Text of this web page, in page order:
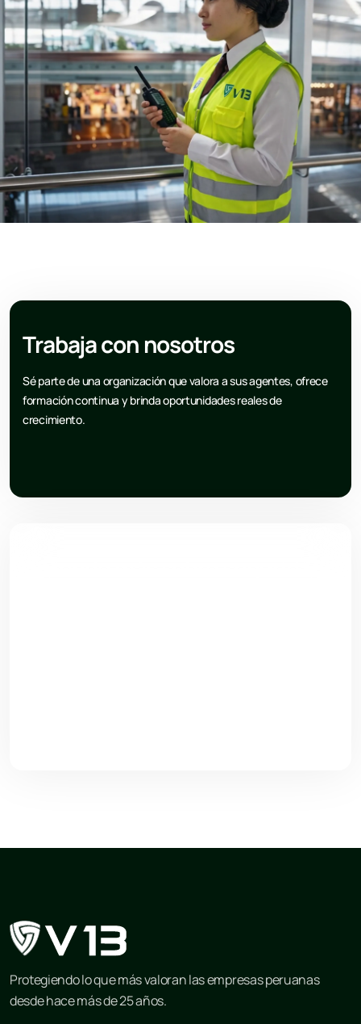
Trabaja con nosotros
Sé parte de una organización que valora a sus agentes, ofrece
formación continua y brinda oportunidades reales de
crecimiento.
Protegiendo lo que más valoran las empresas peruanas
desde hace más de 25 años.